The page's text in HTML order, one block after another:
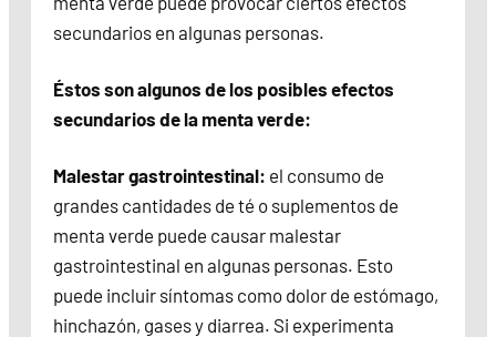
secundarios en algunas personas.
Éstos son algunos de los posibles efectos
secundarios de la menta verde:
Malestar gastrointestinal: el consumo de
grandes cantidades de té o suplementos de
menta verde puede causar malestar
gastrointestinal en algunas personas. Esto
puede incluir síntomas como dolor de estómago,
hinchazón, gases y diarrea. Si experimenta